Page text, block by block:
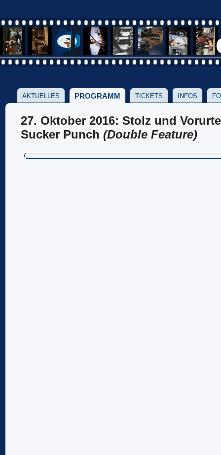
AKTUELLES PROGRAMM TICKETS INFOS
27. Oktober 2016: Stolz und
Sucker Punch (Double Feature)